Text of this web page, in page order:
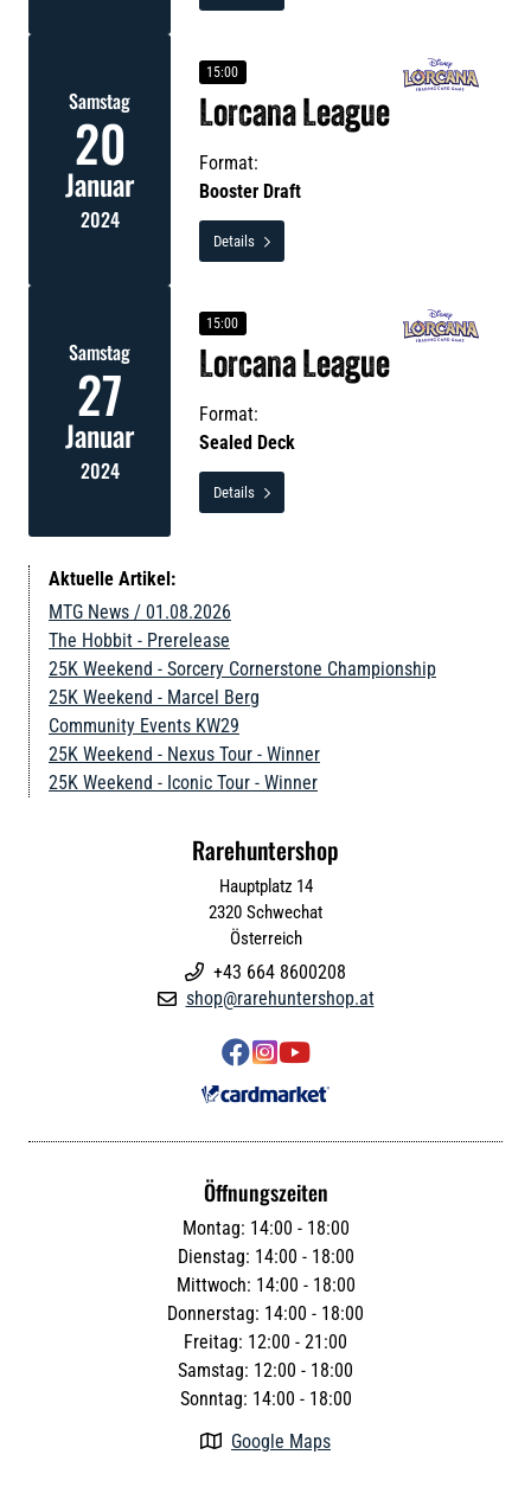
Samstag
20
Januar
2024
15:00
Lorcana League
Format:
Booster Draft
Details 
Samstag
27
Januar
2024
15:00
Lorcana League
Format:
Sealed Deck
Details 
Aktuelle Artikel:
MTG News / 01.08.2026
The Hobbit - Prerelease
25K Weekend - Sorcery Cornerstone Championship
25K Weekend - Marcel Berg
Community Events KW29
25K Weekend - Nexus Tour - Winner
25K Weekend - Iconic Tour - Winner
Rarehuntershop
Hauptplatz 14
2320 Schwechat
Österreich
 +43 664 8600208
 shop@rarehuntershop.at

Öffnungszeiten
Montag: 14:00 - 18:00
Dienstag: 14:00 - 18:00
Mittwoch: 14:00 - 18:00
Donnerstag: 14:00 - 18:00
Freitag: 12:00 - 21:00
Samstag: 12:00 - 18:00
Sonntag: 14:00 - 18:00
 Google Maps